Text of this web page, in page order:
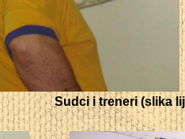
Sudci i treneri (slika